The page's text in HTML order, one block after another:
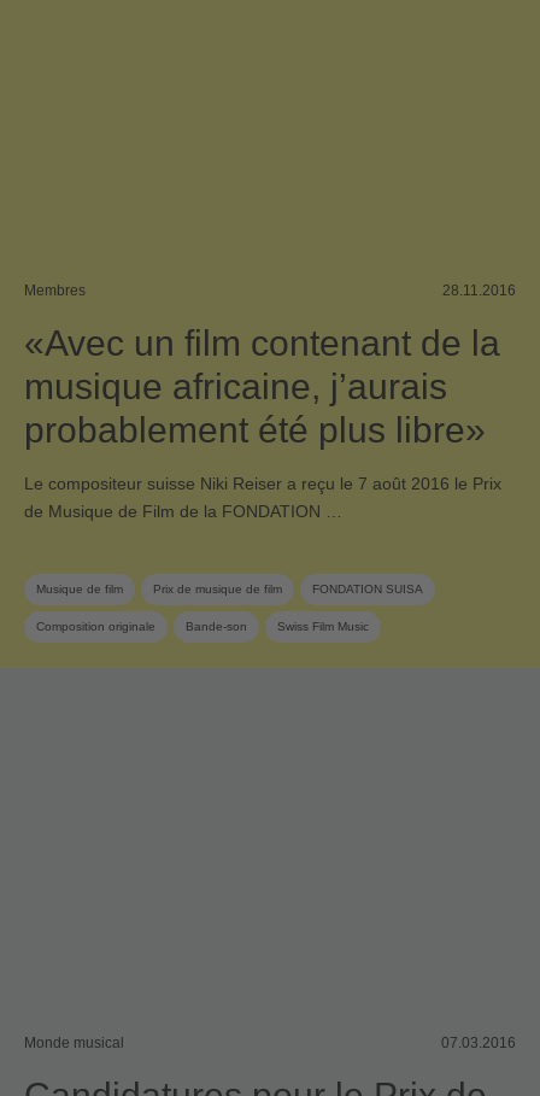
Membres 28.11.2016
«Avec un film contenant de la
musique africaine, j’aurais
probablement été plus libre»
Le compositeur suisse Niki Reiser a reçu le 7 août 2016 le Prix
de Musique de Film de la FONDATION …
Musique de film Prix de musique de film FONDATION SUISA
Composition originale Bande-son Swiss Film Music
Monde musical 07.03.2016